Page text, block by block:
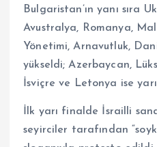
Bulgaristan’ın yanı sıra
Avustralya, Romanya,
Yönetimi, Arnavutluk,
yükseldi; Azerbaycan,
İsviçre ve Letonya ise
İlk yarı finalde İsrailli
seyirciler tarafından